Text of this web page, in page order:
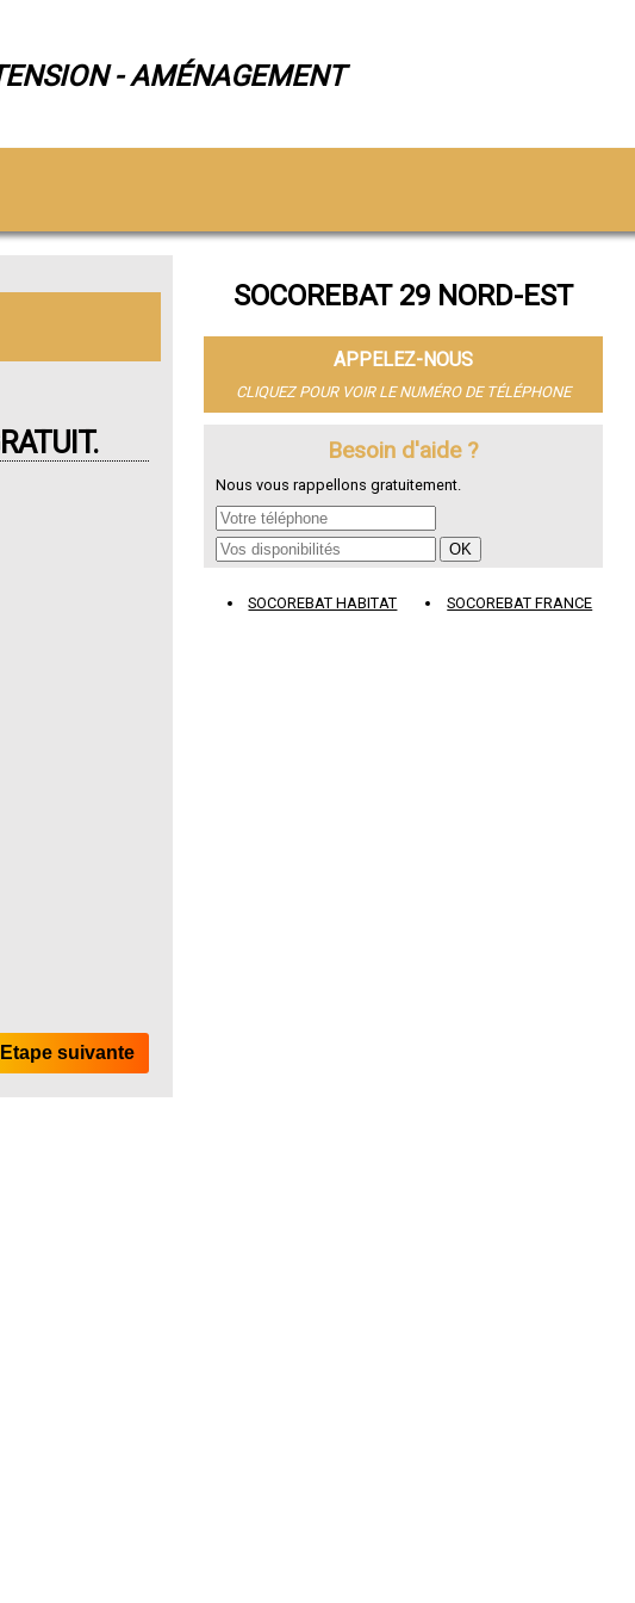
- AMÉNAGEMENT
SOCOREBAT 29 NORD-EST
APPELEZ-NOUS
CLIQUEZ POUR VOIR LE NUMÉRO DE TÉLÉPHONE
Besoin d'aide ?
Nous vous rappellons gratuitement.
SOCOREBAT HABITAT SOCOREBAT FRANCE